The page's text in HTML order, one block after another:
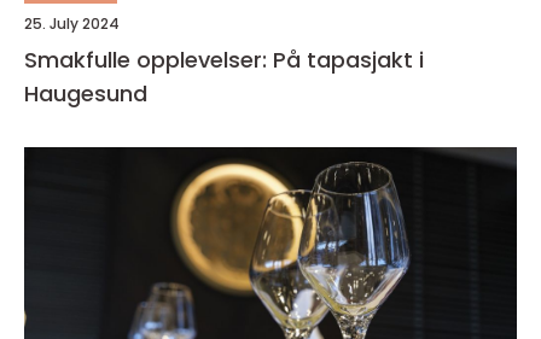
25. July 2024
Smakfulle opplevelser: På tapasjakt i
Haugesund